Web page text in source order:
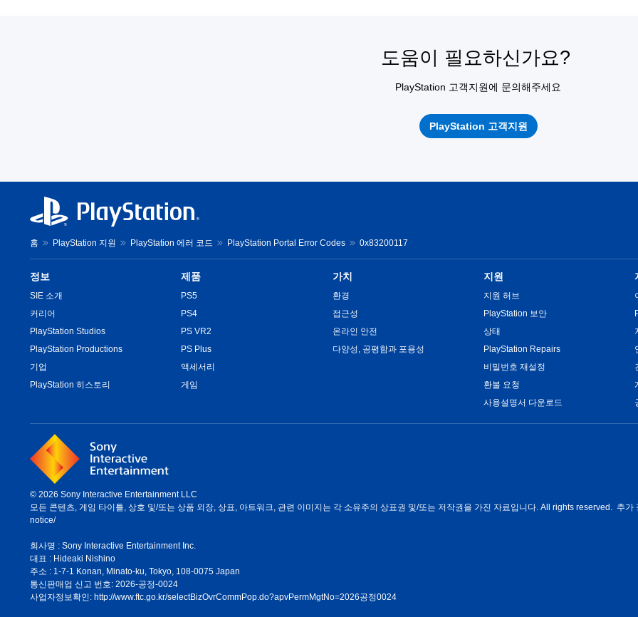
도움이 필요하신가요?
PlayStation 고객지원에 문의해주세요
PlayStation 고객지원
홈 PlayStation 지원 PlayStation 에러 코드 PlayStation Portal Error Codes 0x83200117
정보
SIE 소개
커리어
PlayStation Studios
PlayStation Productions
기업
PlayStation 히스토리
제품
PS5
PS4
PS VR2
PS Plus
액세서리
게임
가치
환경
접근성
온라인 안전
다양성, 공평함과 포용성
지원
지원 허브
PlayStation 보안
상태
PlayStation Repairs
비밀번호 재설정
환불 요청
사용설명서 다운로드
© 2026 Sony Interactive Entertainment LLC
모든 콘텐츠, 게임 타이틀, 상호 및/또는 상품 외장, 상표, 아트워크, 관련 이미지는 각 소유주의 상표권 및/또는 저작권을 가진 자료입니다. All rights reserved. 추가
notice/
회사명 : Sony Interactive Entertainment Inc.
대표 : Hideaki Nishino
주소 : 1-7-1 Konan, Minato-ku, Tokyo, 108-0075 Japan
통신판매업 신고 번호: 2026-공정-0024
사업자정보확인: http://www.ftc.go.kr/selectBizOvrCommPop.do?apvPermMgtNo=2026공정0024